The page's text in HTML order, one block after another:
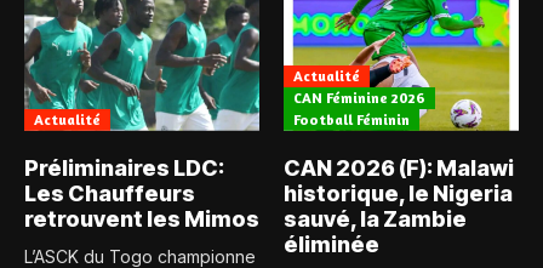
Actualité
Préliminaires LDC:
Les Chauffeurs
retrouvent les Mimos
L’ASCK du Togo championne
Actualité
CAN Féminine 2026
Football Féminin
CAN 2026 (F): Malawi
historique, le Nigeria
sauvé, la Zambie
éliminée